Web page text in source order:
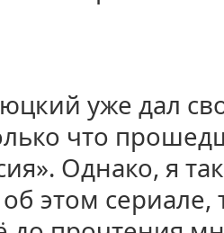
уже дал
что
Однако, я
этом сериале,